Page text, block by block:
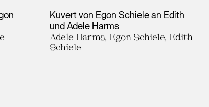
Kuvert von Egon Schiele an Edith
und Adele Harms
Adele Harms, Egon Schiele, Edith
Schiele